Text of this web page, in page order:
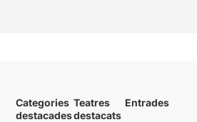
Categories
destacades
Teatres
destacats
Entrades